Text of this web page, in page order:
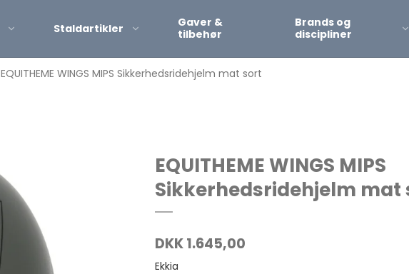
Staldartikler
Gaver &
tilbehør
Brands og
discipliner
EQUITHEME WINGS MIPS Sikkerhedsridehjelm mat sort
EQUITHEME WINGS MIPS
Sikkerhedsridehjelm mat
DKK 1.645,00
Ekkia